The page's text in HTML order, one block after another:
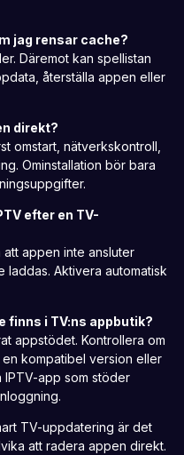
jag rensar cache?
Däremot kan spellistan
återställa appen eller
direkt?
omstart, nätverkskontroll,
Ominstallation bör bara
efter en TV-
appen inte ansluter
laddas. Aktivera automatisk
finns i TV:ns appbutik?
appstödet. Kontrollera om
kompatibel version eller
app som stöder
TV-uppdatering är det
att radera appen direkt.